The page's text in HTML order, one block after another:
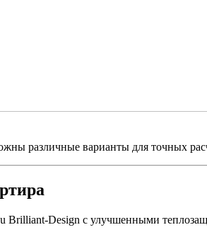
различные варианты для точных
Brilliant-Design с улучшенными